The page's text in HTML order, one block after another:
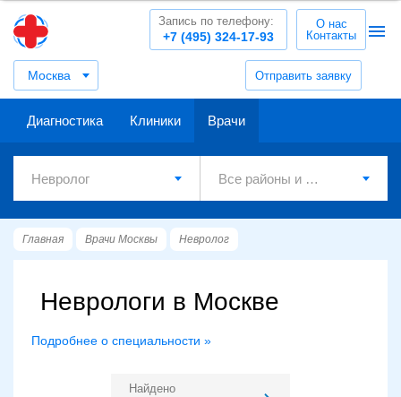
Москва Отправить заявку
+7 (495) 324-17-93
Запись по телефону:
О нас
Контакты
Диагностика Клиники Врачи
Главная Врачи Москвы Невролог
Неврологи в Москве
Подробнее о специальности »
Найдено